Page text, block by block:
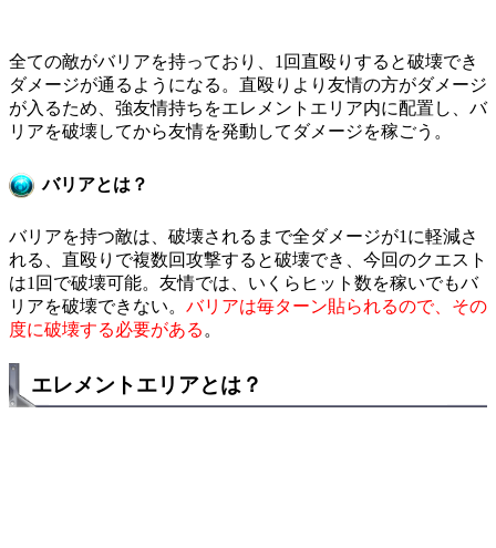
全ての敵がバリアを持っており、1回直殴りすると破壊でき
ダメージが通るようになる。直殴りより友情の方がダメージ
が入るため、強友情持ちをエレメントエリア内に配置し、バ
リアを破壊してから友情を発動してダメージを稼ごう。
バリアとは？
バリアを持つ敵は、破壊されるまで全ダメージが1に軽減さ
れる、直殴りで複数回攻撃すると破壊でき、今回のクエスト
は1回で破壊可能。友情では、いくらヒット数を稼いでもバ
リアを破壊できない。 バリアは毎ターン貼られるので、その
度に破壊する必要がある 。
エレメントエリアとは？